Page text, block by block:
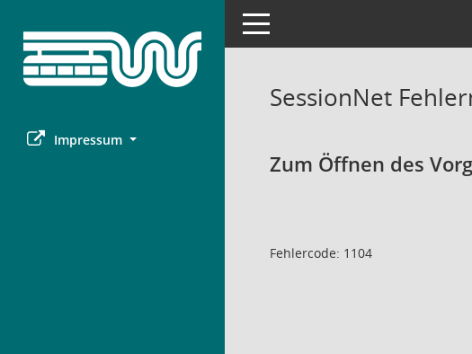
Impressum
Toggle navigation
SessionNet
Zum Öffnen des
Fehlercode: 1104